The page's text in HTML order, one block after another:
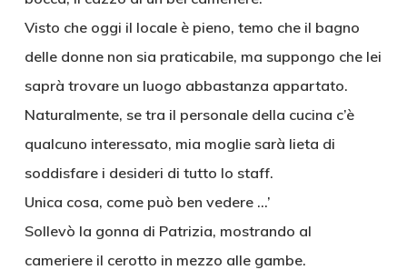
Visto che oggi il locale è pieno, temo che il bagno
delle donne non sia praticabile, ma suppongo che lei
saprà trovare un luogo abbastanza appartato.
Naturalmente, se tra il personale della cucina c’è
qualcuno interessato, mia moglie sarà lieta di
soddisfare i desideri di tutto lo staff.
Unica cosa, come può ben vedere …’
Sollevò la gonna di Patrizia, mostrando al
cameriere il cerotto in mezzo alle gambe.